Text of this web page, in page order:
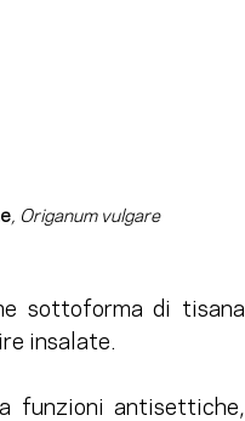
, Origanum vulgare
sottoforma di tisana
insalate.
funzioni antisettiche,